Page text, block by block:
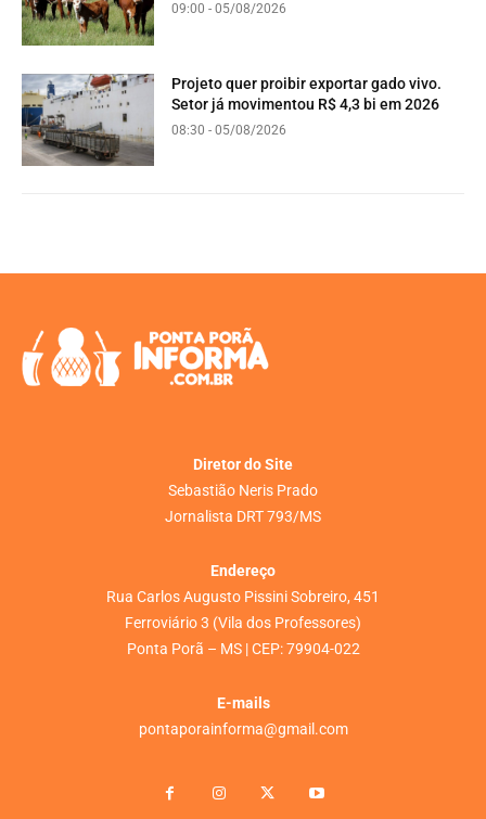
09:00 - 05/08/2026
Projeto quer proibir exportar gado vivo.
Setor já movimentou R$ 4,3 bi em 2026
08:30 - 05/08/2026
Diretor do Site
Sebastião Neris Prado
Jornalista DRT 793/MS
Endereço
Rua Carlos Augusto Pissini Sobreiro, 451
Ferroviário 3 (Vila dos Professores)
Ponta Porã – MS | CEP: 79904-022
E-mails
pontaporainforma@gmail.com